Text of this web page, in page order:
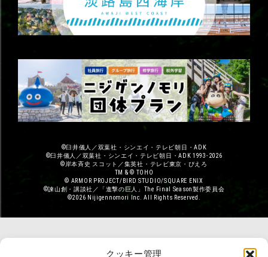
クッキー管理
©臼井儀人／双葉社・シンエイ・テレビ朝日・ADK
©臼井儀人／双葉社・シンエイ・テレビ朝日・ADK 1993-2026
©岸本斉史 スコット／集英社・テレビ東京・ぴえろ
TM & © TOHO
© ARMOR PROJECT/BIRD STUDIO/SQUARE ENIX
©諫山創・講談社／「進撃の巨人」The Final Season製作委員会
©2026 Nijigennomori Inc. All Rights Reserved.